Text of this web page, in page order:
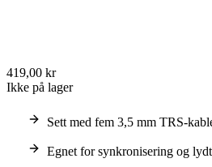
419,00 kr
Ikke på lager
Sett med fem 3,5 mm TRS-
Egnet for synkronisering og